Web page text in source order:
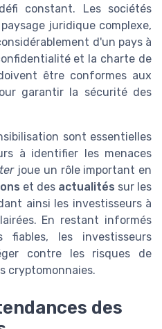
constant. Les sociétés
juridique complexe,
d'un pays à
et la charte de
être conformes aux
garantir la sécurité des
sont essentielles
à identifier les menaces
joue un rôle important en
et des actualités sur les
ainsi les investisseurs à
En restant informés
fiables, les investisseurs
contre les risques de
cryptomonnaies.
des